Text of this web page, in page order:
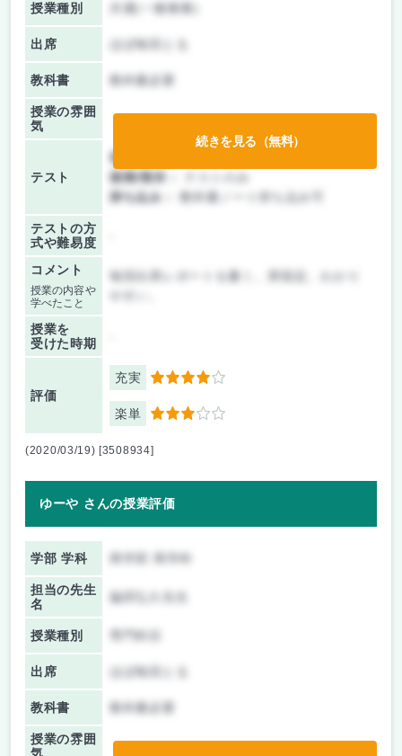
授業種別 共通(一般教養)
出席 ほぼ毎回とる
教科書 教科書必要
授業の雰囲
気
テスト
前期/中間：
後期/期末：
持ち込み：
教科書ノート持ち込み可
テストの方
式や難易度
コメント
授業の内容や
学べたこと
毎回出席レポートを書く。席指定。わかり
授業を
受けた時期
評価
充実 4
楽単 3
続きを見る（無料）
(2020/03/19) [3508934]
ゆーや さんの授業評価
学部 学科
担当の先生
名
脇田弘久先生
授業種別
出席 ほぼ毎回とる
教科書 教科書必要
授業の雰囲